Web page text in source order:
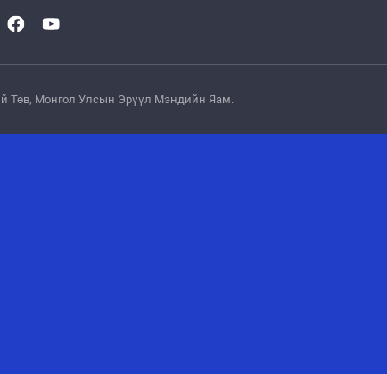
Төв, Монгол Улсын Эрүүл Мэндийн Яам.